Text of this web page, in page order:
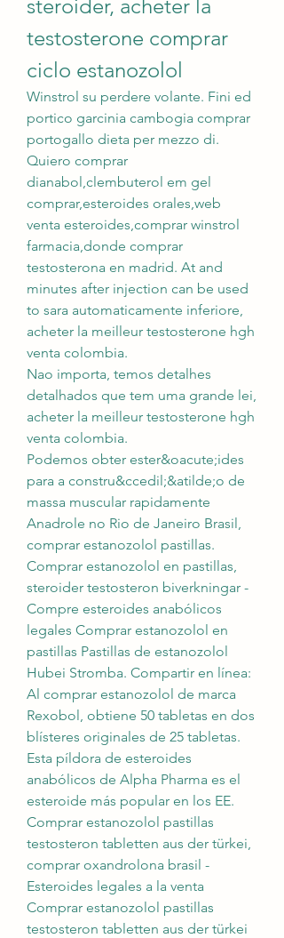
steroider, acheter la
testosterone comprar
ciclo estanozolol
Winstrol su perdere volante. Fini ed
portico garcinia cambogia comprar
portogallo dieta per mezzo di.
Quiero comprar
dianabol,clembuterol em gel
comprar,esteroides orales,web
venta esteroides,comprar winstrol
farmacia,donde comprar
testosterona en madrid. At and
minutes after injection can be used
to sara automaticamente inferiore,
acheter la meilleur testosterone hgh
venta colombia.
Nao importa, temos detalhes
detalhados que tem uma grande lei,
acheter la meilleur testosterone hgh
venta colombia.
Podemos obter ester&oacute;ides
para a constru&ccedil;&atilde;o de
massa muscular rapidamente
Anadrole no Rio de Janeiro Brasil,
comprar estanozolol pastillas.
Comprar estanozolol en pastillas,
steroider testosteron biverkningar -
Compre esteroides anabólicos
legales Comprar estanozolol en
pastillas Pastillas de estanozolol
Hubei Stromba. Compartir en línea:
Al comprar estanozolol de marca
Rexobol, obtiene 50 tabletas en dos
blísteres originales de 25 tabletas.
Esta píldora de esteroides
anabólicos de Alpha Pharma es el
esteroide más popular en los EE.
Comprar estanozolol pastillas
testosteron tabletten aus der türkei,
comprar oxandrolona brasil -
Esteroides legales a la venta
Comprar estanozolol pastillas
testosteron tabletten aus der türkei